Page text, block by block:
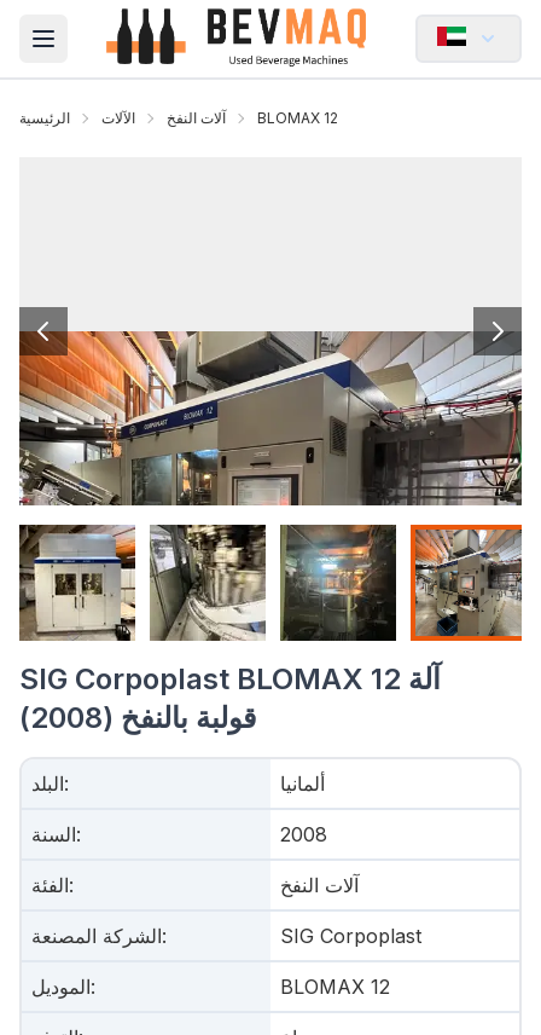
Open main menu
الرئيسية الآلات آلات النفخ BLOMAX 12
SIG Corpoplast BLOMAX 12 آلة
قولبة بالنفخ (2008)
البلد: ألمانيا
السنة: 2008
الفئة: آلات النفخ
الشركة المصنعة: SIG Corpoplast
الموديل: BLOMAX 12